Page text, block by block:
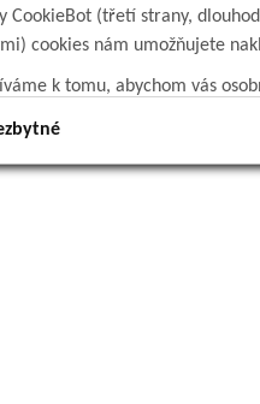
CookieBot (třetí strany,
cookies nám umožňujete
k tomu, abychom vás